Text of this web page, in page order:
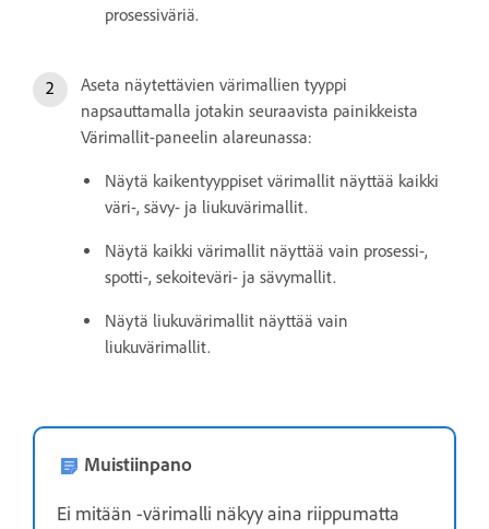
prosessiväriä.
Aseta näytettävien värimallien tyyppi
napsauttamalla jotakin seuraavista painikkeista
Värimallit-paneelin alareunassa:
Näytä kaikentyyppiset värimallit näyttää kaikki
väri-, sävy- ja liukuvärimallit.
Näytä kaikki värimallit näyttää vain prosessi-,
spotti-, sekoiteväri- ja sävymallit.
Näytä liukuvärimallit näyttää vain
liukuvärimallit.
Muistiinpano
Ei mitään -värimalli näkyy aina riippumatta